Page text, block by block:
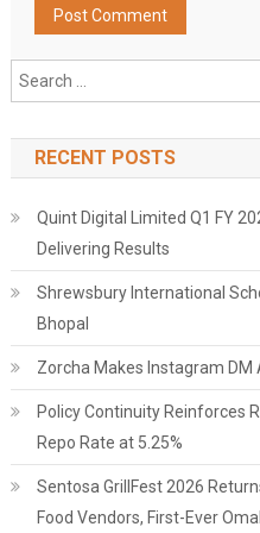
RECENT POSTS
Quint Digital Limited Q1 FY
Delivering Results
Shrewsbury International
Bhopal
Zorcha Makes Instagram
Policy Continuity Reinforces
Repo Rate at 5.25%
Sentosa GrillFest 2026
Food Vendors, First-Ever